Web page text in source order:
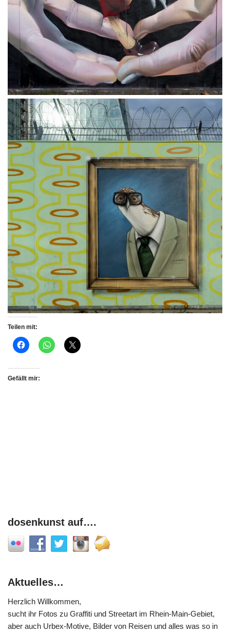
Teilen mit:
Gefällt mir:
dosenkunst auf….
Aktuelles…
Herzlich Willkommen,
sucht ihr Fotos zu Graffiti und Streetart im Rhein-Main-Gebiet,
aber auch Urbex-Motive, Bilder von Reisen und alles was so in